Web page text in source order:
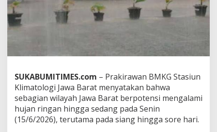
u
i
w
a
s
p
a
SUKABUMITIMES.com – Prakirawan BMKG Stasiun
Klimatologi Jawa Barat menyatakan bahwa
sebagian wilayah Jawa Barat berpotensi mengalami
hujan ringan hingga sedang pada Senin
(15/6/2026), terutama pada siang hingga sore hari.